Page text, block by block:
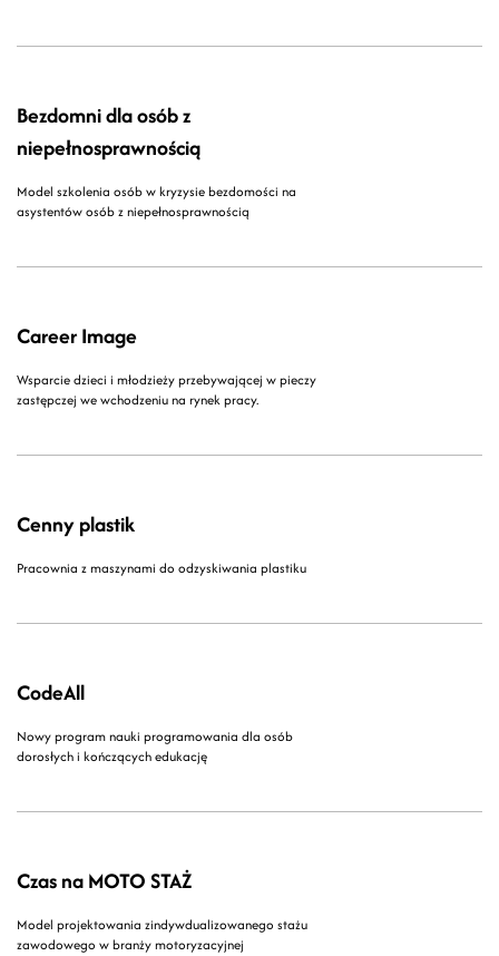
Bezdomni dla osób z
niepełnosprawnością
Model szkolenia osób w kryzysie bezdomości na
asystentów osób z niepełnosprawnością
Career Image
Wsparcie dzieci i młodzieży przebywającej w pieczy
zastępczej we wchodzeniu na rynek pracy.
Cenny plastik
Pracownia z maszynami do odzyskiwania plastiku
CodeAll
Nowy program nauki programowania dla osób
dorosłych i kończących edukację
Czas na MOTO STAŻ
Model projektowania zindywdualizowanego stażu
zawodowego w branży motoryzacyjnej